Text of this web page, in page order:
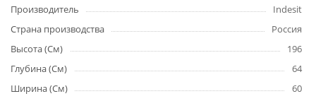
Производитель
Indesit
Страна производства
Россия
Высота (См)
196
Глубина (См)
64
Ширина (См)
60